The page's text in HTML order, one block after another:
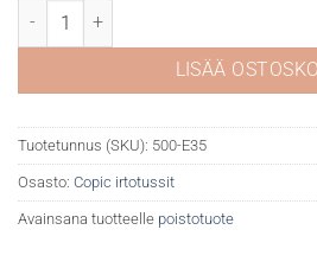
Copic E35 Chamolis määrä
LISÄÄ
Tuotetunnus (SKU): 500-E35
Osasto: Copic irtotussit
Avainsana tuotteelle poistotuote